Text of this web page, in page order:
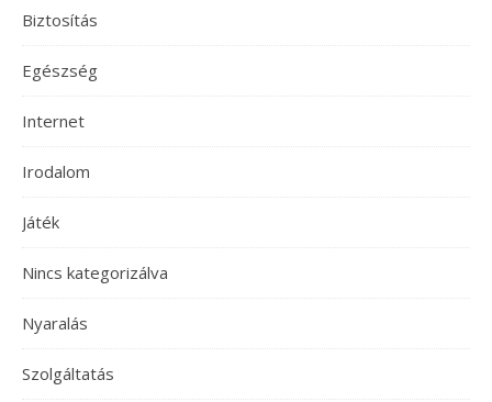
Biztosítás
Egészség
Internet
Irodalom
Játék
Nincs kategorizálva
Nyaralás
Szolgáltatás